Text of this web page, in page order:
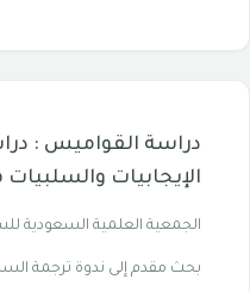
دراسة القواميس :
الإيجابيات
الجمعية العلمية السعودية
بحث مقدم إلى ندوة ترجمة